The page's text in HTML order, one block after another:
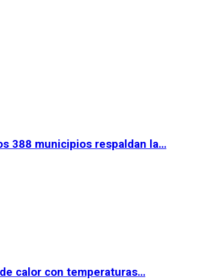
388 municipios respaldan la…
calor con temperaturas…